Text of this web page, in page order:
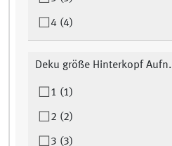
4 (4)
Deku größe Hinterkopf Aufn.
1 (1)
2 (2)
3 (3)